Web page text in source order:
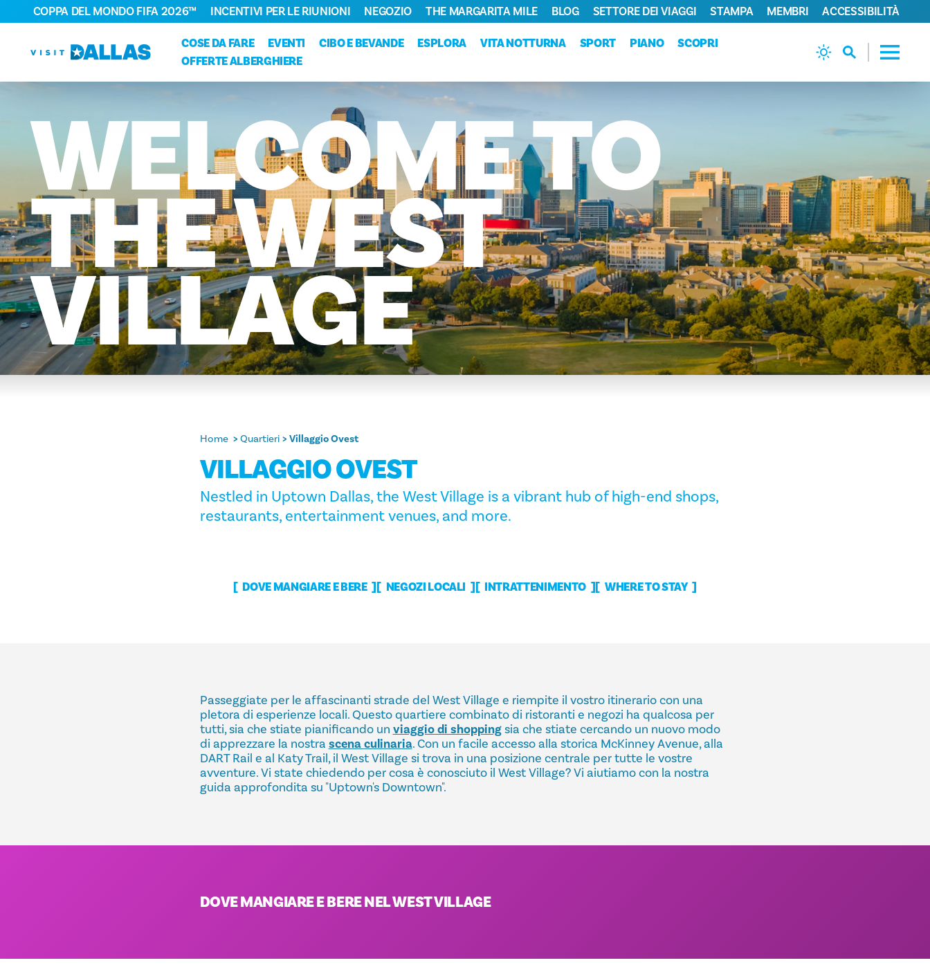
Vai al contenuto
COSE DA FARE EVENTI CIBO E BEVANDE ESPLORA VITA NOTTURNA SPORT PIANO
SCOPRI
OFFERTE ALBERGHIERE
COPPA DEL MONDO FIFA 2026™ INCENTIVI PER LE RIUNIONI NEGOZIO THE MARGARITA MILE BLOG SETTORE DEI VIAGGI STAMPA MEMBRI ACCESSIBILITÀ
WELCOMETO
THEWEST
VILLAGE
Home Quartieri Villaggio Ovest
VILLAGGIO OVEST
Nestled in Uptown Dallas, the West Village is a vibrant hub of high-end shops,
restaurants, entertainment venues, and more.
DOVE MANGIARE E BERE NEGOZI LOCALI INTRATTENIMENTO WHERE TO STAY
Passeggiate per le affascinanti strade del West Village e riempite il vostro itinerario con una
pletora di esperienze locali. Questo quartiere combinato di ristoranti e negozi ha qualcosa per
tutti, sia che stiate pianificando un viaggio di shoppingsia che stiate cercando un nuovo modo
di apprezzare la nostra scena culinaria. Con un facile accesso alla storica McKinney Avenue, alla
DART Rail e al Katy Trail, il West Village si trova in una posizione centrale per tutte le vostre
avventure. Vi state chiedendo per cosa è conosciuto il West Village? Vi aiutiamo con la nostra
guida approfondita su "Uptown's Downtown".
DOVE MANGIARE E BERE NEL WEST VILLAGE